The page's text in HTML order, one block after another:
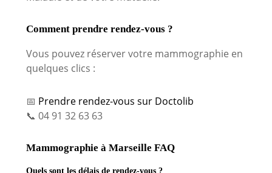
Comment prendre rendez-vous ?
Vous pouvez réserver votre mammographie en
quelques clics :
📅 Prendre rendez-vous sur Doctolib
📞 04 91 32 63 63
Mammographie à Marseille FAQ
Quels sont les délais de rendez-vous ?